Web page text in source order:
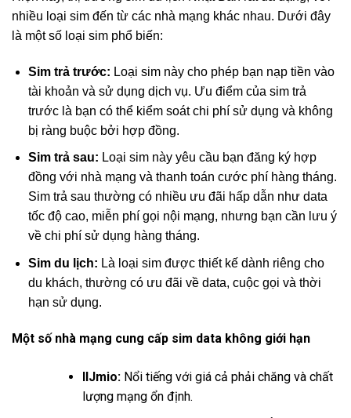
nhiều loại sim đến từ các nhà mạng khác nhau. Dưới đây
là một số loại sim phổ biến:
Sim trả trước: Loại sim này cho phép bạn nạp tiền vào
tài khoản và sử dụng dịch vụ. Ưu điểm của sim trả
trước là bạn có thể kiểm soát chi phí sử dụng và không
bị ràng buộc bởi hợp đồng.
Sim trả sau: Loại sim này yêu cầu bạn đăng ký hợp
đồng với nhà mạng và thanh toán cước phí hàng tháng.
Sim trả sau thường có nhiều ưu đãi hấp dẫn như data
tốc độ cao, miễn phí gọi nội mạng, nhưng bạn cần lưu ý
về chi phí sử dụng hàng tháng.
Sim du lịch: Là loại sim được thiết kế dành riêng cho
du khách, thường có ưu đãi về data, cuộc gọi và thời
hạn sử dụng.
Một số nhà mạng cung cấp sim data không giới hạn
IIJmio:Nổi tiếng với giá cả phải chăng và chất
lượng mạng ổn định.